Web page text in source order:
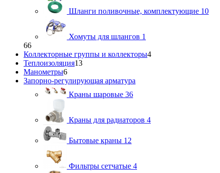
Шланги поливочные, комплектующие 10
Хомуты для шлангов 1
66
Коллекторные группы и коллекторы4
Теплоизоляция13
Манометры6
Запорно-регулирующая арматура
Краны шаровые 36
Краны для радиаторов 4
Бытовые краны 12
Фильтры сетчатые 4